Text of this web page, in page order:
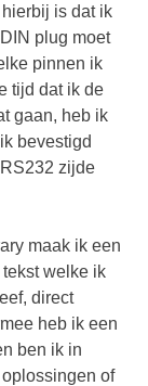
is dat ik
plug moet
pinnen ik
tijd dat ik de
gaan, heb ik
bevestigd
zijde
maak ik een
welke ik
direct
heb ik een
ben ik in
of